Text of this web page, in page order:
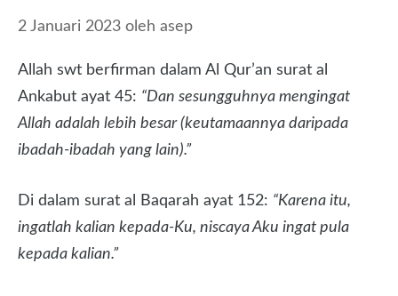
2 Januari 2023 oleh asep
Allah swt berfirman dalam Al Qur’an surat al
Ankabut ayat 45: “Dan sesungguhnya mengingat
Allah adalah lebih besar (keutamaannya daripada
ibadah-ibadah yang lain).”
Di dalam surat al Baqarah ayat 152: “Karena itu,
ingatlah kalian kepada-Ku, niscaya Aku ingat pula
kepada kalian.”